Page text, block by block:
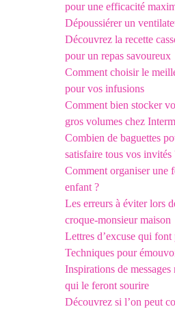
pour une efficacité
Dépoussiérer un
Découvrez la recette
pour un repas savoureux
Comment choisir le
pour vos infusions
Comment bien stocker
gros volumes chez
Combien de baguettes
satisfaire tous vos invités
Comment organiser une
enfant ?
Les erreurs à éviter lors
croque-monsieur maison
Lettres d’excuse qui
Techniques pour
Inspirations de
qui le feront sourire
Découvrez si l’on peut